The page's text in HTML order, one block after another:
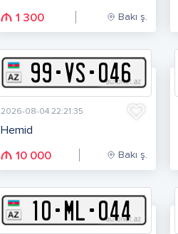
1 300 Bakı ş.
99-VS-046
2026-08-04 22:21:35
Hemid
10 000 Bakı ş.
10-ML-044